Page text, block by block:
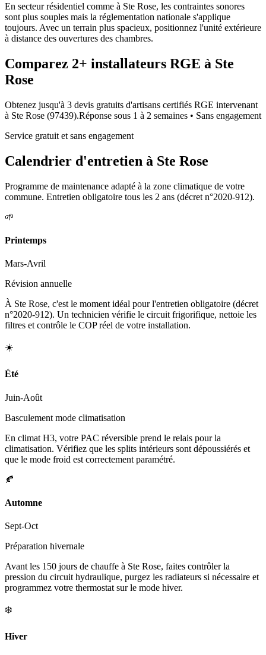
En secteur résidentiel comme à Ste Rose, les contraintes sonores
sont plus souples mais la réglementation nationale s'applique
toujours. Avec un terrain plus spacieux, positionnez l'unité extérieure
à distance des ouvertures des chambres.
Comparez 2+ installateurs RGE à Ste
Rose
Obtenez jusqu'à 3 devis gratuits d'artisans certifiés RGE intervenant
à Ste Rose (97439).Réponse sous 1 à 2 semaines • Sans engagement
Service gratuit et sans engagement
Calendrier d'entretien à Ste Rose
Programme de maintenance adapté à la zone climatique de votre
commune. Entretien obligatoire tous les 2 ans (décret n°2020-912).
🌱
Printemps
Mars-Avril
Révision annuelle
À Ste Rose, c'est le moment idéal pour l'entretien obligatoire (décret
n°2020-912). Un technicien vérifie le circuit frigorifique, nettoie les
filtres et contrôle le COP réel de votre installation.
☀️
Été
Juin-Août
Basculement mode climatisation
En climat H3, votre PAC réversible prend le relais pour la
climatisation. Vérifiez que les splits intérieurs sont dépoussiérés et
que le mode froid est correctement paramétré.
🍂
Automne
Sept-Oct
Préparation hivernale
Avant les 150 jours de chauffe à Ste Rose, faites contrôler la
pression du circuit hydraulique, purgez les radiateurs si nécessaire et
programmez votre thermostat sur le mode hiver.
❄️
Hiver